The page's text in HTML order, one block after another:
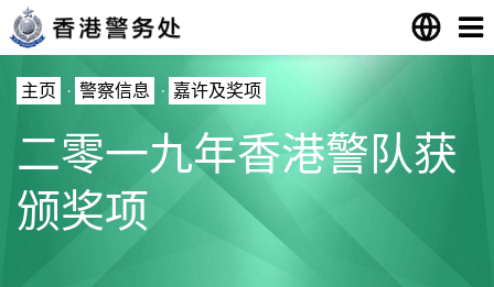
主页 · 警察信息 · 嘉许及奖项
二零一九年香港警队获
颁奖项